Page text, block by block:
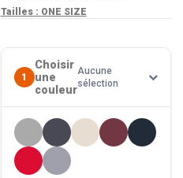
Tailles : ONE SIZE
1
Choisir
une
couleur
Aucune
sélection